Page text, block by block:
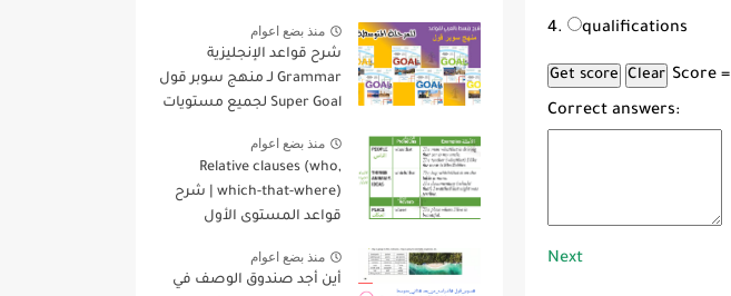
qualifications
Score =
Correct answers:
Next
الأول
منذ بضع اعوام
شرح قواعد الإنجليزية
Grammar لـ منهج سوبر قول
Super Goal لجميع مستويات
منذ بضع اعوام
Relative clauses (who,
which-that-where) | شرح
قواعد المستوى الأول
منذ بضع اعوام
أين أجد صندوق الوصف في